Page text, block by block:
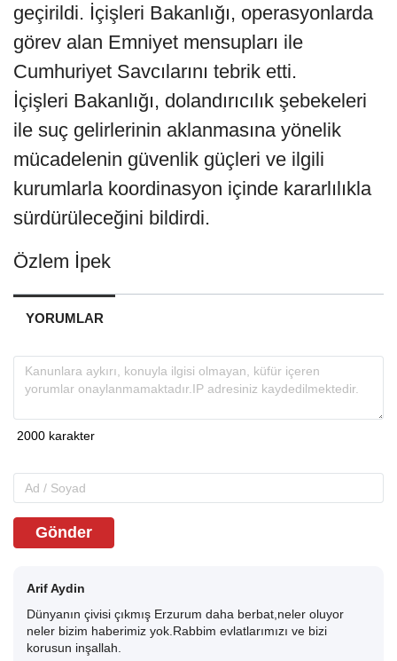
geçirildi. İçişleri Bakanlığı, operasyonlarda
görev alan Emniyet mensupları ile
Cumhuriyet Savcılarını tebrik etti.
İçişleri Bakanlığı, dolandırıcılık şebekeleri
ile suç gelirlerinin aklanmasına yönelik
mücadelenin güvenlik güçleri ve ilgili
kurumlarla koordinasyon içinde kararlılıkla
sürdürüleceğini bildirdi.
Özlem İpek
YORUMLAR
Gönder
Arif Aydin
Dünyanın çivisi çıkmış Erzurum daha berbat,neler oluyor
neler bizim haberimiz yok.Rabbim evlatlarımızı ve bizi
korusun inşallah.